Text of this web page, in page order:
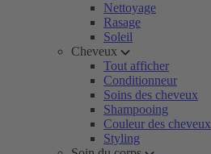
Nettoyage
Rasage
Soleil
Cheveux
Tout afficher
Conditionneur
Soins des cheveux
Shampooing
Couleur des cheveux
Styling